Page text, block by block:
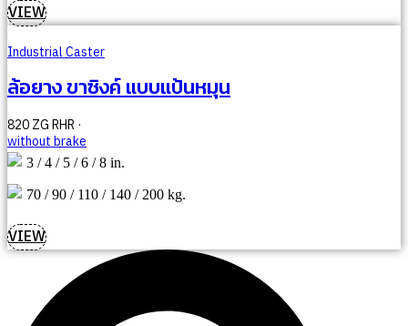
VIEW
Industrial Caster
ล้อยาง ขาซิงค์ แบบแป้นหมุน
820 ZG RHR ·
without brake
3 / 4 / 5 / 6 / 8 in.
70 / 90 / 110 / 140 / 200 kg.
VIEW